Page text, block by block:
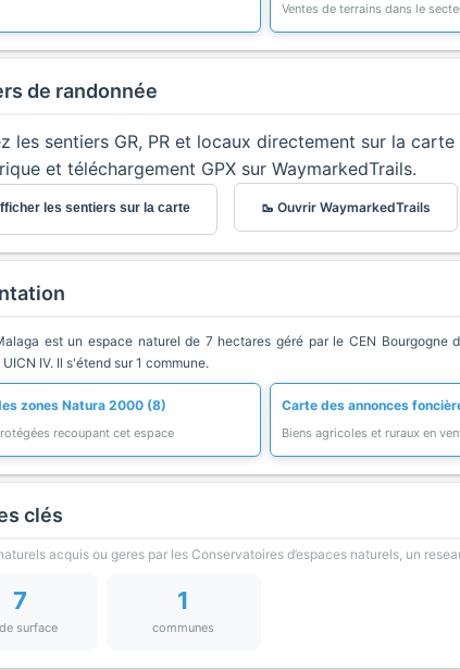
Ventes de terrains dans le
de randonnée
les sentiers GR, PR et locaux directement sur la
et téléchargement GPX sur WaymarkedTrails.
les sentiers sur la carte 🥾 Ouvrir WaymarkedTrails
est un espace naturel de 7 hectares géré par le CEN
IV. Il s'étend sur 1 commune.
zones Natura 2000 (8)
recoupant cet espace
Carte des annonces
Biens agricoles et ruraux en
clés
acquis ou geres par les Conservatoires d’espaces naturels, un
7
surface
1
communes